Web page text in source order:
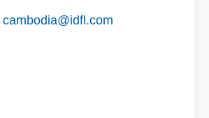
cambodia@idfl.com